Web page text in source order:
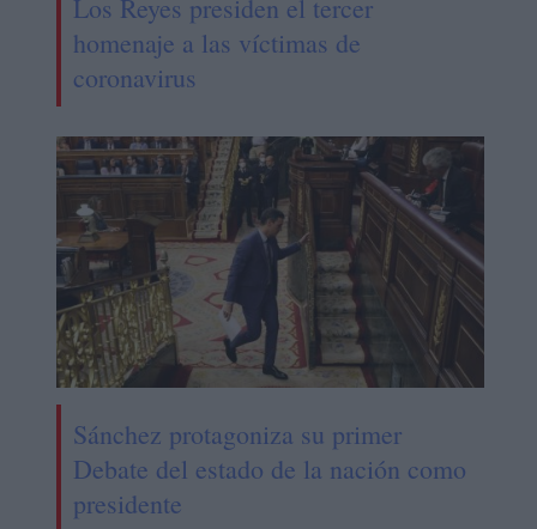
Los Reyes presiden el tercer
homenaje a las víctimas de
coronavirus
Sánchez protagoniza su primer
Debate del estado de la nación como
presidente